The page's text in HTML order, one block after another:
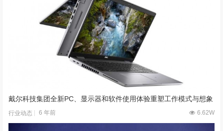
戴尔科技集团全新PC、显示器和软件使用体验重塑工作模式与想象
行业动态 6 年前 6.62W